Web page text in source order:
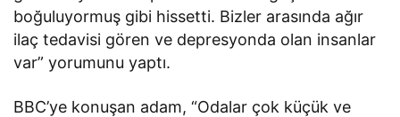
boğuluyormuş gibi hissetti. Bizler arasında ağır
ilaç tedavisi gören ve depresyonda olan insanlar
var” yorumunu yaptı.
BBC’ye konuşan adam, “Odalar çok küçük ve